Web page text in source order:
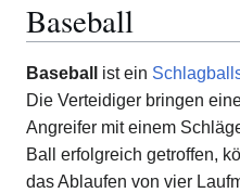
Baseball
Baseball ist ein
Die Verteidiger bringen
Angreifer mit einem
Ball erfolgreich getroffen,
das Ablaufen von vier